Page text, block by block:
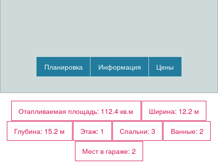
Планировка Информация Цены
Отапливаемая площадь: 112.4 кв.м
Ширина: 12.2 м
Глубина: 15.2 м
Этаж: 1 Спальни: 3
Ванные: 2
Мест в гараже: 2